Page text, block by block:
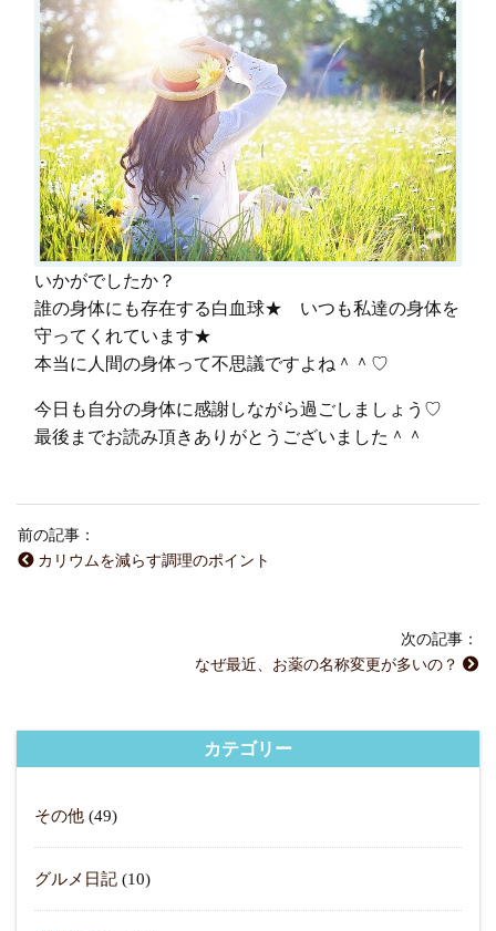
いかがでしたか？
誰の身体にも存在する白血球★ いつも私達の身体を
守ってくれています★
本当に人間の身体って不思議ですよね＾＾♡
今日も自分の身体に感謝しながら過ごしましょう♡
最後までお読み頂きありがとうございました＾＾
前の記事：
カリウムを減らす調理のポイント
次の記事：
なぜ最近、お薬の名称変更が多いの？
カテゴリー
その他 (49)
グルメ日記 (10)